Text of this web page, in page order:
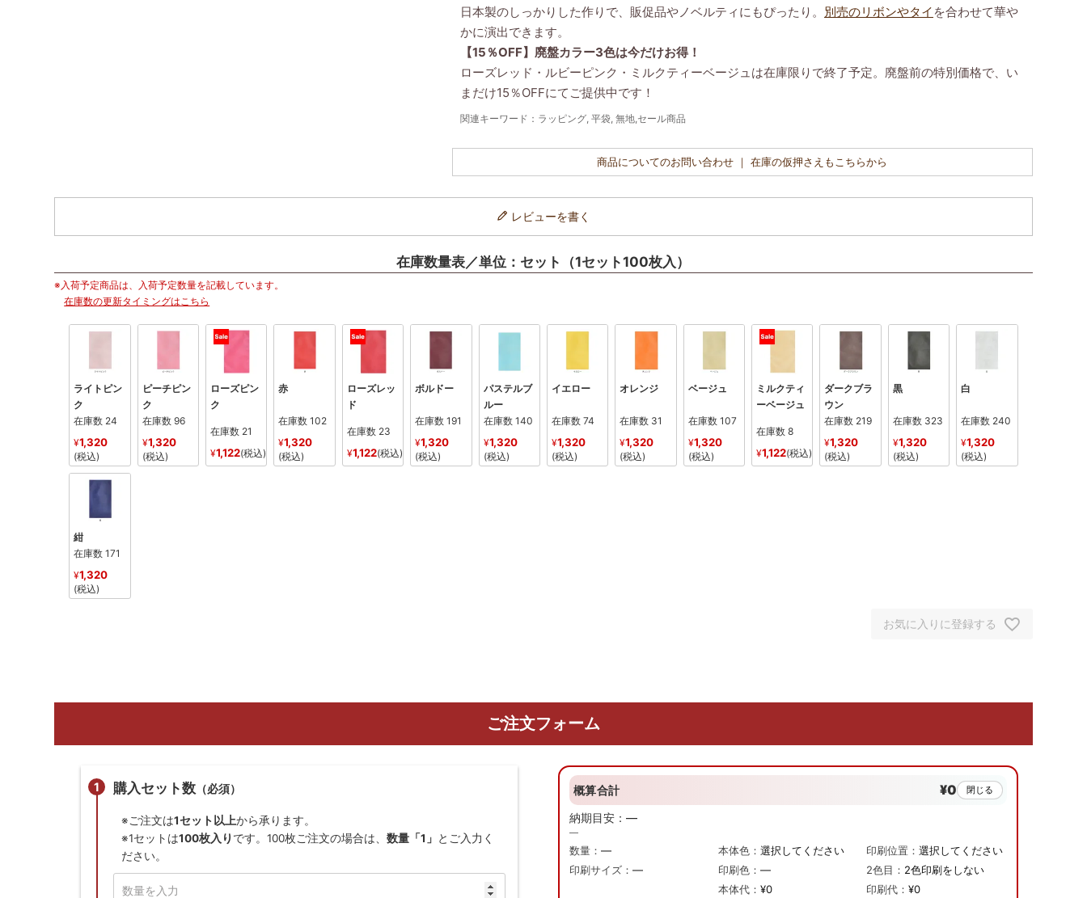
日本製のしっかりした作りで、販促品やノベルティにもぴったり。 別売のリボンやタイ を合わせて華や
かに演出できます。
【15％OFF】廃盤カラー3色は今だけお得！
ローズレッド・ルビーピンク・ミルクティーベージュは在庫限りで終了予定。廃盤前の特別価格で、い
まだけ15％OFFにてご提供中です！
関連キーワード：ラッピング, 平袋, 無地,セール商品
商品についてのお問い合わせ ｜ 在庫の仮押さえもこちらから
レビューを書く
在庫数量表／単位：セット（1セット100枚入）
※入荷予定商品は、入荷予定数量を記載しています。
在庫数の更新タイミングはこちら
ライトピン
ク
在庫数 24
¥1,320
税込
ピーチピン
ク
在庫数 96
¥1,320
税込
ローズピン
ク
在庫数 21
¥1,122 税込
赤
在庫数 102
¥1,320
税込
ローズレッ
ド
在庫数 23
¥1,122 税込
ボルドー
在庫数 191
¥1,320
税込
パステルブ
ルー
在庫数 140
¥1,320
税込
イエロー
在庫数 74
¥1,320
税込
オレンジ
在庫数 31
¥1,320
税込
ベージュ
在庫数 107
¥1,320
税込
ミルクティ
ーベージュ
在庫数 8
¥1,122 税込
ダークブラ
ウン
在庫数 219
¥1,320
税込
黒
在庫数 323
¥1,320
税込
白
在庫数 240
¥1,320
税込
紺
在庫数 171
¥1,320
税込
お気に入りに登録する
ご注文フォーム
購入セット数（必須）
※ご注文は1セット以上から承ります。
※1セットは100枚入り です。100枚ご注文の場合は、 数量「1」 とご入力く
ださい。
概算合計 ¥0 閉じる
納期目安：—
—
数量：— 本体色： 選択してください 印刷位置：選択してください
印刷サイズ：— 印刷色： — 2色目： 2色印刷をしない
本体代： ¥0 印刷代：¥0